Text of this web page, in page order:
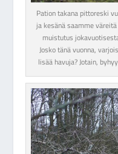
Pation takana pittoreski
ja kesänä saamme
muistutus
Josko tänä vuonna,
lisää havuja? Jotain,